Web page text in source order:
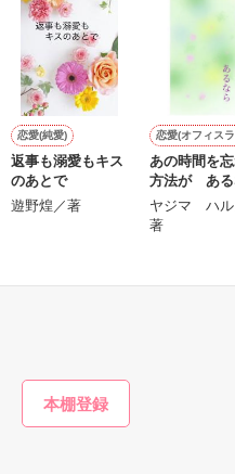
作
鷹哉『宜しくな、俺の雛子』
雛子『俺の……ひぃ、雛子？
シゴデキで冷徹な上司が見せ
て……🐥💓🦅
※表紙も作中使用の画像も全
※執筆期間2026.6.3〜7.20
※他サイトさんにて恋愛トレ
で頂けると嬉しいです。
恋愛(純愛)
返事も溺愛もキス
のあとで
遊野煌／著
恋愛(オフィス
あの時間を
方法が ある
ヤジマ ハル
著